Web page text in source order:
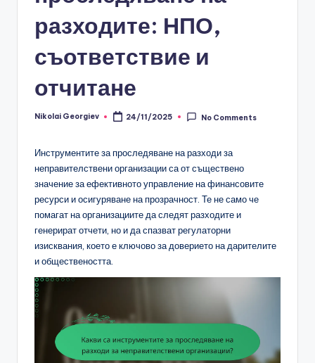
разходите: НПО,
съответствие и
отчитане
Posted
Nikolai Georgiev 24/11/2025 No Comments
Инструментите за проследяване на разходи за
неправителствени организации са от съществено
значение за ефективното управление на финансовите
ресурси и осигуряване на прозрачност. Те не само че
помагат на организациите да следят разходите и
генерират отчети, но и да спазват регулаторни
изисквания, което е ключово за доверието на дарителите
и обществеността.